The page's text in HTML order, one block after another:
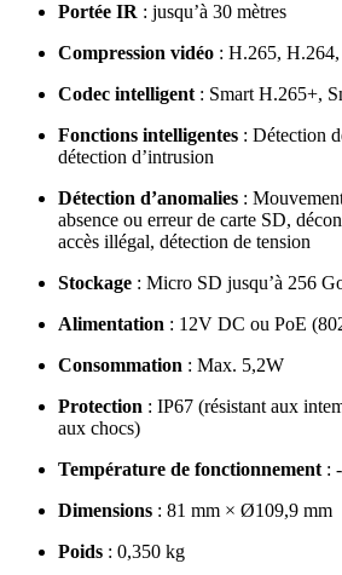
Portée IR : jusqu’à 30 mètres
Compression vidéo : H.265,
Codec intelligent : Smart H.265+,
Fonctions intelligentes : Détection
détection d’intrusion
Détection d’anomalies :
absence ou erreur de carte SD,
accès illégal, détection de tension
Stockage : Micro SD jusqu’à 256
Alimentation : 12V DC ou PoE
Consommation : Max. 5,2W
Protection : IP67 (résistant aux
aux chocs)
Température de fonctionnement :
Dimensions : 81 mm × Ø109,9 mm
Poids : 0,350 kg